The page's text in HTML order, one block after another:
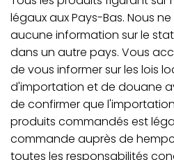
légaux aux Pays-Bas. Nous
aucune information sur le
dans un autre pays. Vous
de vous informer sur les lois
d'importation et de douane
de confirmer que
produits commandés est
commande auprès de
toutes les responsabilités